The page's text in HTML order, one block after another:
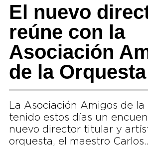
El nuevo
reúne con la
Asociación
de la Orquesta
La Asociación Amigos de
tenido estos días un
nuevo director titular y
orquesta, el maestro